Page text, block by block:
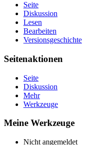
Seite
Diskussion
Lesen
Bearbeiten
Versionsgeschichte
Seitenaktionen
Seite
Diskussion
Mehr
Werkzeuge
Meine Werkzeuge
Nicht angemeldet